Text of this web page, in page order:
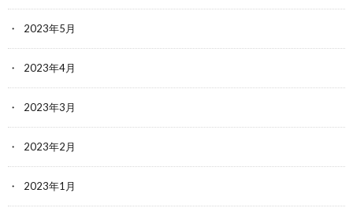
2023年5月
2023年4月
2023年3月
2023年2月
2023年1月